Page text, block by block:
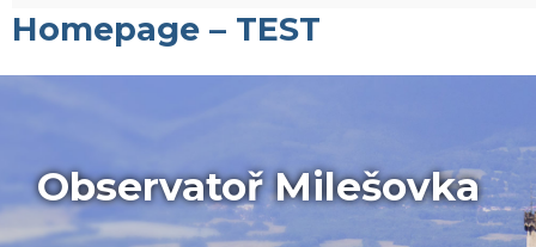
Homepage – TEST
Observatoř Milešovka